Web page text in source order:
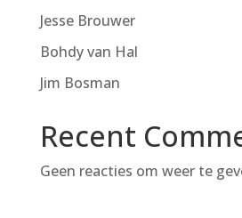
Jesse Brouwer
Bohdy van Hal
Jim Bosman
Recent
Geen reacties om weer te